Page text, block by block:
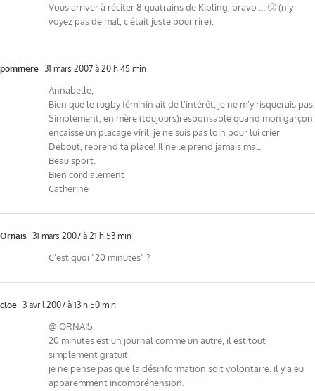
Vous arriver à réciter 8 quatrains de Kipling, bravo … 🙂 (n’y
voyez pas de mal, c’était juste pour rire).
pommere 31 mars 2007 à 20 h 45 min
Annabelle,
Bien que le rugby féminin ait de l’intérêt, je ne m’y risquerais pas.
Simplement, en mère (toujours)responsable quand mon garçon
encaisse un placage viril, je ne suis pas loin pour lui crier
Debout, reprend ta place! Il ne le prend jamais mal.
Beau sport.
Bien cordialement
Catherine
Ornais 31 mars 2007 à 21 h 53 min
C’est quoi "20 minutes" ?
cloe 3 avril 2007 à 13 h 50 min
@ ORNAIS
20 minutes est un journal comme un autre, il est tout
simplement gratuit.
je ne pense pas que la désinformation soit volontaire. il y a eu
apparemment incompréhension.